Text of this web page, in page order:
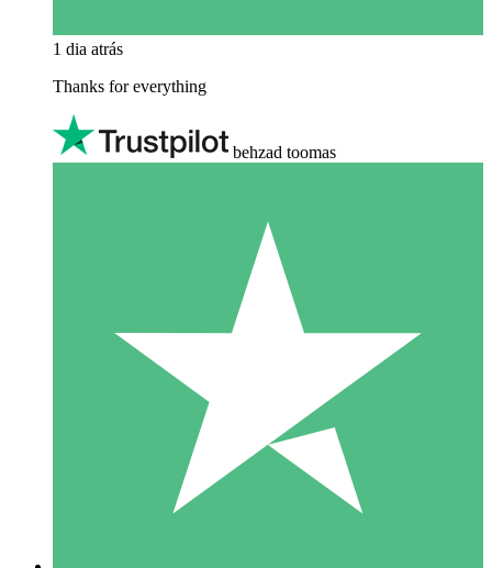
1 dia atrás
Thanks for everything
behzad toomas